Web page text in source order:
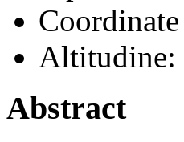
Altitudine:
Abstract